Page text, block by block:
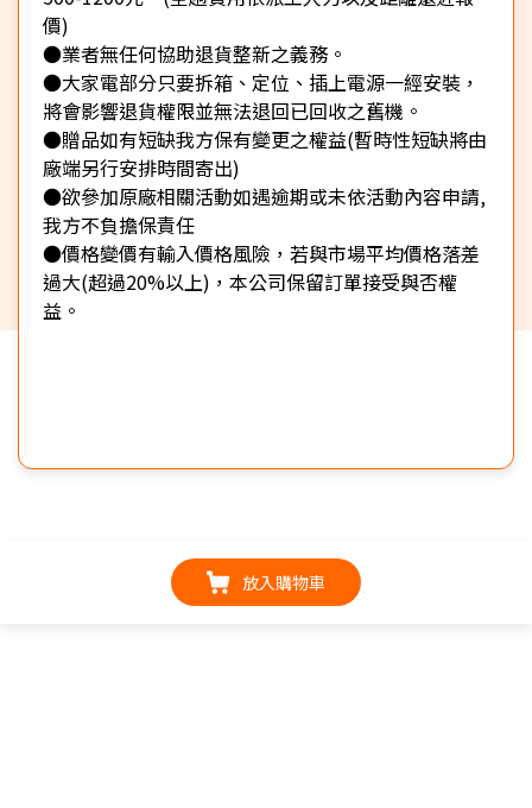
價)
●業者無任何協助退貨整新之義務。
●大家電部分只要拆箱、定位、插上電源一經安裝，
將會影響退貨權限並無法退回已回收之舊機。
●贈品如有短缺我方保有變更之權益(暫時性短缺將由
廠端另行安排時間寄出)
●欲參加原廠相關活動如遇逾期或未依活動內容申請,
我方不負擔保責任
●價格變價有輸入價格風險，若與市場平均價格落差
過大(超過20%以上)，本公司保留訂單接受與否權
益。
放入購物車